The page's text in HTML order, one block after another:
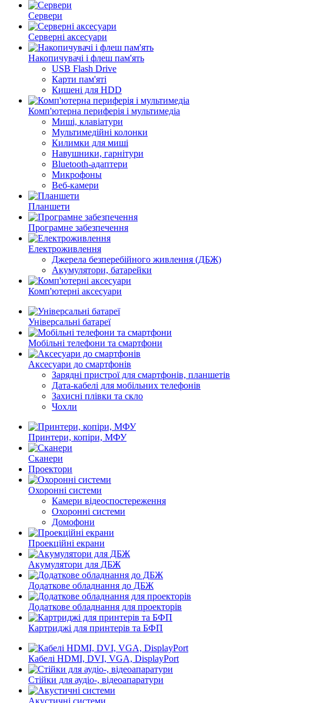
Сервери
Серверні аксесуари
Накопичувачі і флеш пам'ять
USB Flash Drive
Карти пам'яті
Кишені для HDD
Комп'ютерна периферія і мультимедіа
Миші, клавіатури
Мультимедійні колонки
Килимки для миші
Навушники, гарнітури
Bluetooth-адаптери
Микрофоны
Веб-камери
Планшети
Програмне забезпечення
Електроживлення
Джерела безперебійного живлення (ДБЖ)
Акумулятори, батарейки
Комп'ютерні аксесуари
Універсальні батареї
Мобільні телефони та смартфони
Аксесуари до смартфонів
Зарядні пристрої для смартфонів, планшетів
Дата-кабелі для мобільних телефонів
Захисні плівки та скло
Чохли
Принтери, копіри, МФУ
Сканери
Проектори
Охоронні системи
Камери відеоспостереження
Охоронні системи
Домофони
Проекційні екрани
Акумулятори для ДБЖ
Додаткове обладнання до ДБЖ
Додаткове обладнання для проекторів
Картриджі для принтерів та БФП
Кабелі HDMI, DVI, VGA, DisplayPort
Стійки для аудіо-, відеоапаратури
Акустичні системи